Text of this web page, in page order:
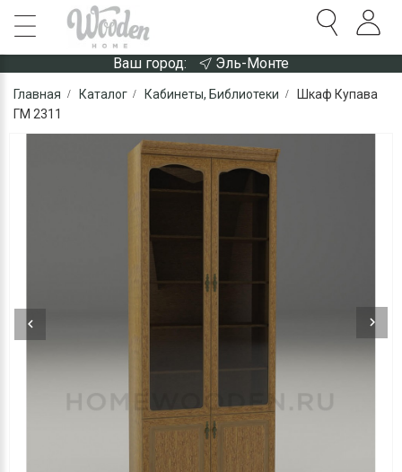
Ваш город: Эль-Монте
Главная Каталог Кабинеты, Библиотеки
Шкаф Купава
ГМ 2311